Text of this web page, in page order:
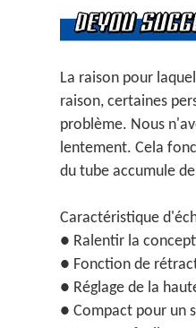
La raison pour
raison, certaines
problème. Nous
lentement. Cela
du tube accumule
Caractéristique
● Ralentir la
● Fonction de
● Réglage de la
● Compact pour un